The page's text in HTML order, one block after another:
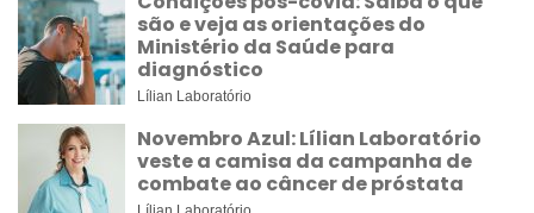
são e veja as orientações do
Ministério da Saúde para
diagnóstico
Lílian Laboratório
Novembro Azul: Lílian Laboratório
veste a camisa da campanha de
combate ao câncer de próstata